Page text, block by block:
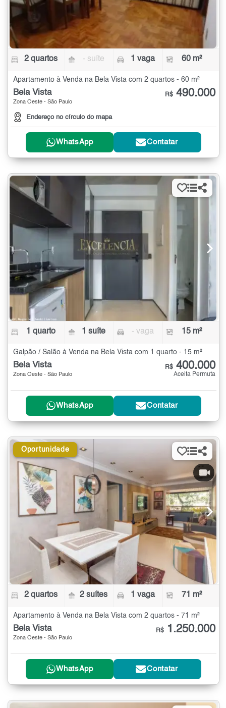
2 quartos - suíte 1 vaga 60 m²
Apartamento à Venda na Bela Vista com 2 quartos - 60 m²
Bela Vista
Zona Oeste - São Paulo
Endereço no círculo do mapa
R$ 490.000
WhatsApp Contatar
1 quarto 1 suíte - vaga 15 m²
Galpão / Salão à Venda na Bela Vista com 1 quarto - 15 m²
Bela Vista
Zona Oeste - São Paulo
R$ 400.000
Aceita Permuta
WhatsApp Contatar
Oportunidade
2 quartos 2 suítes 1 vaga 71 m²
Apartamento à Venda na Bela Vista com 2 quartos - 71 m²
Bela Vista
Zona Oeste - São Paulo
R$ 1.250.000
WhatsApp Contatar